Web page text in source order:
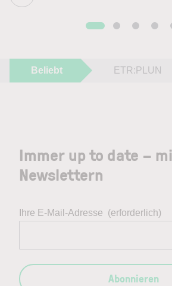
Beliebt ETR:PLUN
Immer up to date –
Newslettern
Ihre E-Mail-Adresse (erforderlich)
Abonnieren